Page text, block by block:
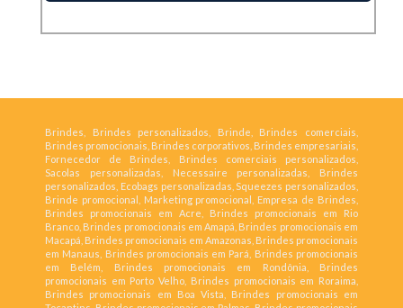
Brindes, Brindes personalizados, Brinde, Brindes comerciais,
Brindes promocionais, Brindes corporativos, Brindes empresariais,
Fornecedor de Brindes, Brindes comerciais personalizados,
Sacolas personalizadas, Necessaire personalizadas, Brindes
personalizados, Ecobags personalizadas, Squeezes personalizados,
Brinde promocional, Marketing promocional, Empresa de Brindes,
Brindes promocionais em Acre, Brindes promocionais em Rio
Branco, Brindes promocionais em Amapá, Brindes promocionais em
Macapá, Brindes promocionais em Amazonas, Brindes promocionais
em Manaus, Brindes promocionais em Pará, Brindes promocionais
em Belém, Brindes promocionais em Rondônia, Brindes
promocionais em Porto Velho, Brindes promocionais em Roraima,
Brindes promocionais em Boa Vista, Brindes promocionais em